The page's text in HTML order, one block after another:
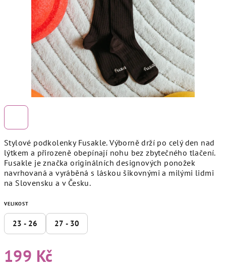
Stylové podkolenky Fusakle. Výborně drží po celý den nad
lýtkem a přirozeně obepínají nohu bez zbytečného tlačení.
Fusakle je značka originálních designových ponožek
navrhovaná a vyráběná s láskou šikovnými a milými lidmi
na Slovensku a v Česku.
VELIKOST
23 - 26 27 - 30
199 Kč